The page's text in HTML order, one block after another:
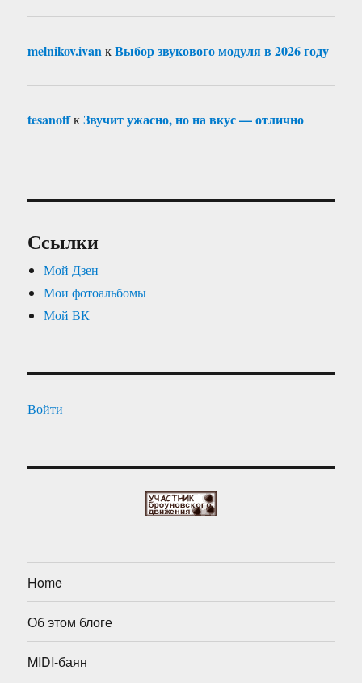
melnikov.ivanкВыбор звукового модуля в 2026 году
tesanoffкЗвучит ужасно, но на вкус — отлично
Ссылки
Мой Дзен
Мои фотоальбомы
Мой ВК
Войти
Home
Об этом блоге
MIDI-баян